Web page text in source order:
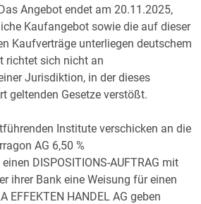
Angebot endet am 20.11.2025,
Kaufangebot sowie die auf dieser
Kaufverträge unterliegen deutschem
richtet sich nicht an
Jurisdiktion, in der dieses
geltenden Gesetze verstößt.
Institute verschicken an die
AG 6,50 %
DISPOSITIONS-AUFTRAG mit
ihrer Bank eine Weisung für einen
EFFEKTEN HANDEL AG geben